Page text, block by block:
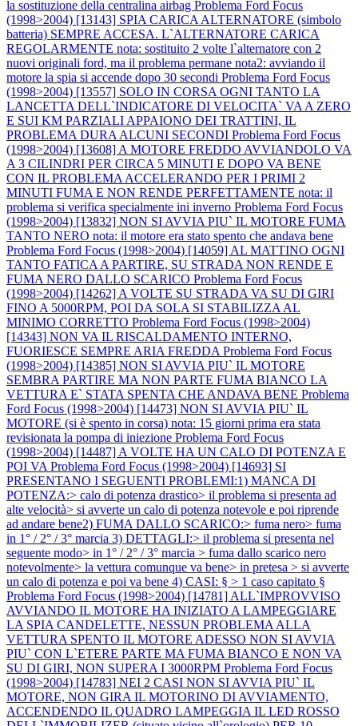
la sostituzione della centralina airbag Problema Ford Focus
(1998>2004) [13143] SPIA CARICA ALTERNATORE (simbolo
batteria) SEMPRE ACCESA. L`ALTERNATORE CARICA
REGOLARMENTE nota: sostituito 2 volte l`alternatore con 2
nuovi originali ford, ma il problema permane nota2: avviando il
motore la spia si accende dopo 30 secondi Problema Ford Focus
(1998>2004) [13557] SOLO IN CORSA OGNI TANTO LA
LANCETTA DELL`INDICATORE DI VELOCITA` VA A ZERO
E SUI KM PARZIALI APPAIONO DEI TRATTINI, IL
PROBLEMA DURA ALCUNI SECONDI Problema Ford Focus
(1998>2004) [13608] A MOTORE FREDDO AVVIANDOLO VA
A 3 CILINDRI PER CIRCA 5 MINUTI E DOPO VA BENE
CON IL PROBLEMA ACCELERANDO PER I PRIMI 2
MINUTI FUMA E NON RENDE PERFETTAMENTE nota: il
problema si verifica specialmente ini inverno Problema Ford Focus
(1998>2004) [13832] NON SI AVVIA PIU` IL MOTORE FUMA
TANTO NERO nota: il motore era stato spento che andava bene
Problema Ford Focus (1998>2004) [14059] AL MATTINO OGNI
TANTO FATICA A PARTIRE, SU STRADA NON RENDE E
FUMA NERO DALLO SCARICO Problema Ford Focus
(1998>2004) [14262] A VOLTE SU STRADA VA SU DI GIRI
FINO A 5000RPM, POI DA SOLA SI STABILIZZA AL
MINIMO CORRETTO Problema Ford Focus (1998>2004)
[14343] NON VA IL RISCALDAMENTO INTERNO,
FUORIESCE SEMPRE ARIA FREDDA Problema Ford Focus
(1998>2004) [14385] NON SI AVVIA PIU` IL MOTORE
SEMBRA PARTIRE MA NON PARTE FUMA BIANCO LA
VETTURA E` STATA SPENTA CHE ANDAVA BENE Problema
Ford Focus (1998>2004) [14473] NON SI AVVIA PIU` IL
MOTORE (si è spento in corsa) nota: 15 giorni prima era stata
revisionata la pompa di iniezione Problema Ford Focus
(1998>2004) [14487] A VOLTE HA UN CALO DI POTENZA E
POI VA Problema Ford Focus (1998>2004) [14693] SI
PRESENTANO I SEGUENTI PROBLEMI:1) MANCA DI
POTENZA:> calo di potenza drastico> il problema si presenta ad
alte velocità> si avverte un calo di potenza notevole e poi riprende
ad andare bene2) FUMA DALLO SCARICO:> fuma nero> fuma
in 1° / 2° / 3° marcia 3) DETTAGLI:> il problema si presenta nel
seguente modo> in 1° / 2° / 3° marcia > fuma dallo scarico nero
notevolmente> la vettura comunque va bene> in pretesa > si avverte
un calo di potenza e poi va bene 4) CASI: § > 1 caso capitato §
Problema Ford Focus (1998>2004) [14781] ALL`IMPROVVISO
AVVIANDO IL MOTORE HA INIZIATO A LAMPEGGIARE
LA SPIA CANDELETTE, NESSUN PROBLEMA ALLA
VETTURA SPENTO IL MOTORE ADESSO NON SI AVVIA
PIU` CON L`ETERE PARTE MA FUMA BIANCO E NON VA
SU DI GIRI, NON SUPERA I 3000RPM Problema Ford Focus
(1998>2004) [14783] NEI 2 CASI NON SI AVVIA PIU` IL
MOTORE, NON GIRA IL MOTORINO DI AVVIAMENTO,
ACCENDENDO IL QUADRO LAMPEGGIA IL LED ROSSO